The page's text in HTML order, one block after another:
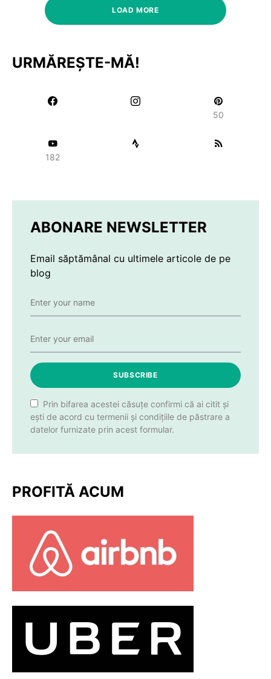
LOAD MORE
URMĂREȘTE-MĂ!
50
182
ABONARE NEWSLETTER
Email săptămânal cu ultimele articole de pe
blog
SUBSCRIBE
Prin bifarea acestei căsuțe confirmi că ai citit și
ești de acord cu termenii și condițiile de păstrare a
datelor furnizate prin acest formular.
PROFITĂ ACUM